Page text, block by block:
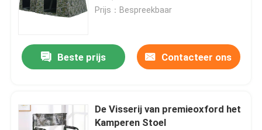
Prijs：Bespreekbaar
Beste prijs Contacteer ons
De Visserij van premieoxford het
Kamperen Stoel